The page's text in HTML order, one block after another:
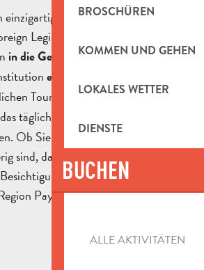
BROSCHÜREN
KOMMEN UND GEHEN
LOKALES WETTER
DIENSTE
BUCHEN
ALLE AKTIVITÄTEN
einzigartigen Ort in Aubagne
Legion Museum öffnet seine
in die Geschichtedieser
einzutauchen
Tour können Sie mehr als190
tägliche Leben der Legionäre und
Ob Sie nun ein Enthusiast oder
sind, das Museum bietet Ihnen
die Sie bei Ihrem
Pays d’Aubagne nicht